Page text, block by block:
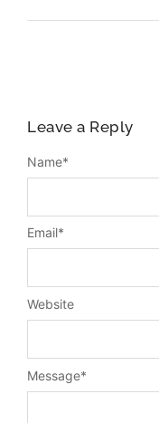
Leave a Reply
Message*
Name*
Email*
Website